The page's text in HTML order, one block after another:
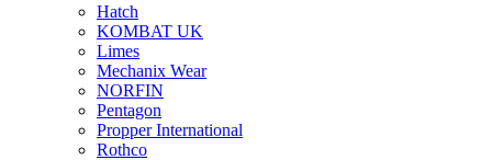
Hatch
KOMBAT UK
Limes
Mechanix Wear
NORFIN
Pentagon
Propper International
Rothco